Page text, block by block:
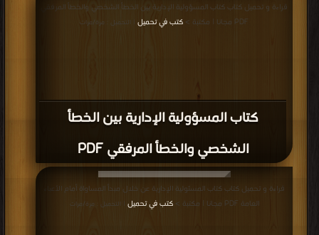
كتاب المسؤولية الإدارية بين الخطأ
الشخصي والخطأ المرفقي PDF
قراءة و تحميل كتاب كتاب المسؤولية الإدارية بين الخطأ الشخصي والخطأ المرفقي
PDF مجانا | مكتبة >
كتب في تحميل | التحميل : مرة/مرات
قراءة و تحميل كتاب كتاب المسئولية الإدارية عن خلال مبدأ المساواة أمام الأعباء
العامة PDF مجانا | مكتبة >
كتب في تحميل | التحميل : مرة/مرات